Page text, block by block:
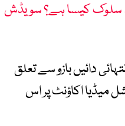
سلوک کیسا ہے؟ سویڈش
دائیں بازو سے تعلق
میڈیا اکاؤنٹ پر اس